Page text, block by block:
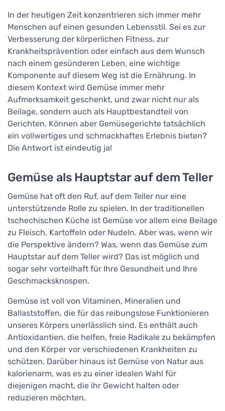
In der heutigen Zeit konzentrieren sich immer mehr
Menschen auf einen gesunden Lebensstil. Sei es zur
Verbesserung der körperlichen Fitness, zur
Krankheitsprävention oder einfach aus dem Wunsch
nach einem gesünderen Leben, eine wichtige
Komponente auf diesem Weg ist die Ernährung. In
diesem Kontext wird Gemüse immer mehr
Aufmerksamkeit geschenkt, und zwar nicht nur als
Beilage, sondern auch als Hauptbestandteil von
Gerichten. Können aber Gemüsegerichte tatsächlich
ein vollwertiges und schmackhaftes Erlebnis bieten?
Die Antwort ist eindeutig ja!
Gemüse als Hauptstar auf dem Teller
Gemüse hat oft den Ruf, auf dem Teller nur eine
unterstützende Rolle zu spielen. In der traditionellen
tschechischen Küche ist Gemüse vor allem eine Beilage
zu Fleisch, Kartoffeln oder Nudeln. Aber was, wenn wir
die Perspektive ändern? Was, wenn das Gemüse zum
Hauptstar auf dem Teller wird? Das ist möglich und
sogar sehr vorteilhaft für Ihre Gesundheit und Ihre
Geschmacksknospen.
Gemüse ist voll von Vitaminen, Mineralien und
Ballaststoffen, die für das reibungslose Funktionieren
unseres Körpers unerlässlich sind. Es enthält auch
Antioxidantien, die helfen, freie Radikale zu bekämpfen
und den Körper vor verschiedenen Krankheiten zu
schützen. Darüber hinaus ist Gemüse von Natur aus
kalorienarm, was es zu einer idealen Wahl für
diejenigen macht, die ihr Gewicht halten oder
reduzieren möchten.